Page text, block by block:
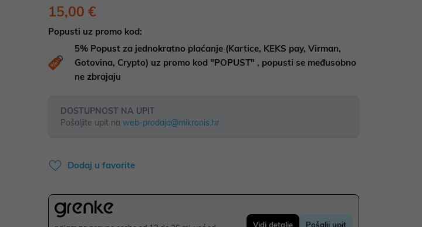
15,00 €
Popusti uz promo kod:
5% Popust za jednokratno plaćanje (Kartice, KEKS pay, Virman,
Gotovina, Crypto) uz promo kod "POPUST" , popusti se međusobno
ne zbrajaju
DOSTUPNOST NA UPIT
Pošaljite upit na web-prodaja@mikronis.hr
Dodaj u favorite
Vidi detalje Pošalji upit